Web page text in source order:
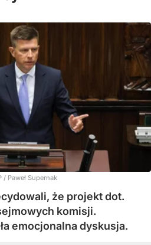
/ Paweł Supernak
że projekt dot.
komisji.
emocjonalna dyskusja.